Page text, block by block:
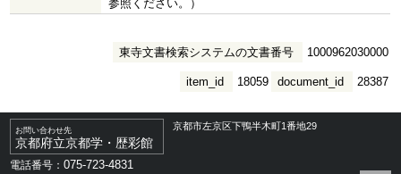
参照ください。）
東寺文書検索システムの文書番号 1000962030000
document_id 28387
item_id 18059
お問い合わせ先
京都府立京都学・歴彩館
京都市左京区下鴨半木町1番地29
電話番号：075-723-4831